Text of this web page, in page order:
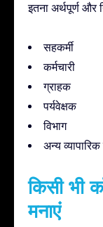
इतना अर्थपूर्ण
सहकर्मी
कर्मचारी
ग्राहक
पर्यवेक्षक
विभाग
अन्य
किसी भी
मनाएं